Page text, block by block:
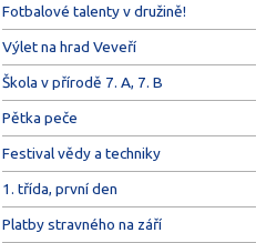
Fotbalové talenty v družině!
Výlet na hrad Veveří
Škola v přírodě 7. A, 7. B
Pětka peče
Festival vědy a techniky
1. třída, první den
Platby stravného na září